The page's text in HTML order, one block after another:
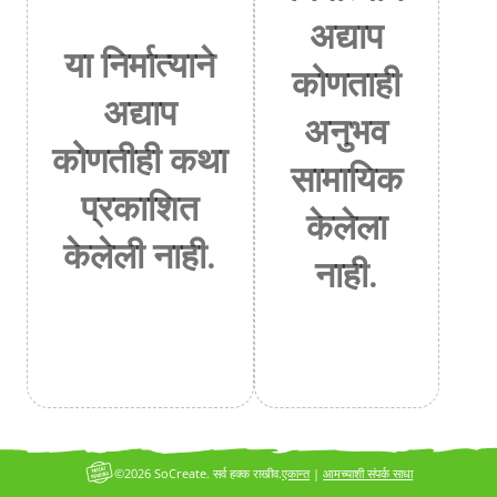
या निर्मात्याने
अद्याप
कोणतीही कथा
प्रकाशित
केलेली नाही.
अद्याप
कोणताही
अनुभव
सामायिक
केलेला
नाही.
एकान्त|आमच्याशी संपर्क साधा
©2026 SoCreate. सर्व हक्क राखीव.